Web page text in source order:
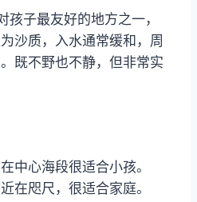
子最友好的地方之一，
沙质，入水通常缓和，周
既不野也不静，但非常实
中心海段很适合小孩。
在咫尺，很适合家庭。